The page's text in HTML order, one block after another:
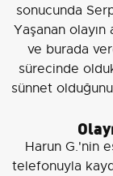
sonucunda
Yaşanan
ve burada
sürecinde
sünnet
Harun G.'nin
telefonuyla